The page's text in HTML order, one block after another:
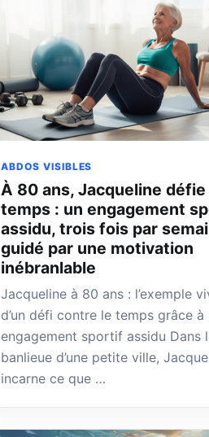
ABDOS VISIBLES
À 80 ans, Jacqueline défie
temps : un engagement
assidu, trois fois par
guidé par une motivation
inébranlable
Jacqueline à 80 ans : l’exemple
d’un défi contre le temps grâce à
engagement sportif assidu Dans
banlieue d’une petite ville,
incarne ce que …